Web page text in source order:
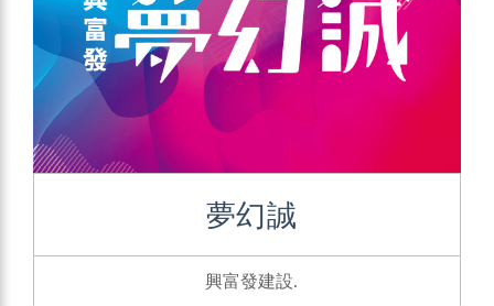
夢幻誠
興富發建設.